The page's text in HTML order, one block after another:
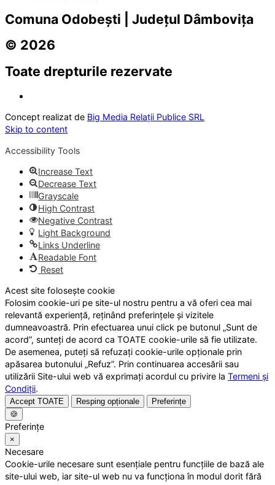
Comuna Odobești | Județul Dâmbovița
© 2026
Toate drepturile rezervate
Concept realizat de Big Media Relații Publice SRL
Skip to content
Accessibility Tools
Increase Text
Decrease Text
Grayscale
High Contrast
Negative Contrast
Light Background
Links Underline
Readable Font
Reset
Acest site folosește cookie
Folosim cookie-uri pe site-ul nostru pentru a vă oferi cea mai
relevantă experiență, reținând preferințele și vizitele
dumneavoastră. Prin efectuarea unui click pe butonul „Sunt de
acord”, sunteți de acord ca TOATE cookie-urile să fie utilizate.
De asemenea, puteți să refuzați cookie-urile opționale prin
apăsarea butonului „Refuz”. Prin continuarea accesării sau
utilizării Site-ului web vă exprimați acordul cu privire la Termeni și
Condiții.
Accept TOATE Resping opționale
Preferințe
🍪
Preferințe
×
Necesare
Cookie-urile necesare sunt esențiale pentru funcțiile de bază ale
site-ului web, iar site-ul web nu va funcționa în modul dorit fără